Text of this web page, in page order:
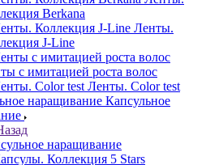
Berkana
Ленты.
J-Line
с имитацией роста волос
Ленты. Color test
Капсульное
наращивание